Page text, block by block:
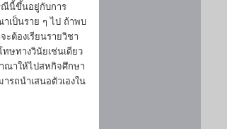
ณีนี้ขึ้นอยู่กับการ
เป็นราย ๆ ไป ถ้าพบ
ต้องเรียนรายวิชา
ษทางวินัยเช่นเดียว
ณาให้ไปสหกิจศึกษา
รถนำเสนอตัวเองใน